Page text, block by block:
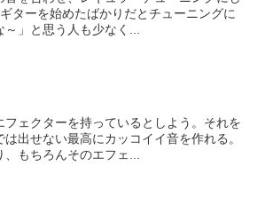
ターを始めたばかりだとチューニングに
～」と思う人も少なく...
ェクターを持っているとしよう。それを
出せない最高にカッコイイ音を作れる。
もちろんそのエフェ...